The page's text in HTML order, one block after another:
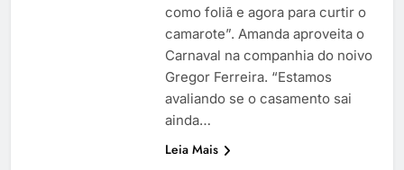
como foliã e agora para curtir o
camarote”. Amanda aproveita o
Carnaval na companhia do noivo
Gregor Ferreira. “Estamos
avaliando se o casamento sai
ainda…
Leia Mais